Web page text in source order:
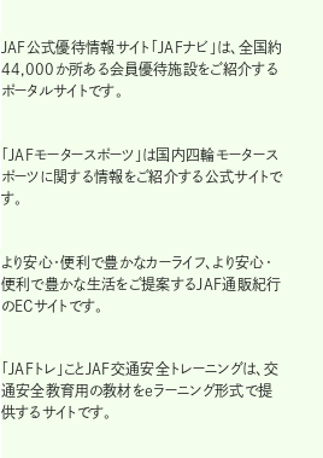
JAF公式優待情報サイト「JAFナビ」は、全国約
44,000か所ある会員優待施設をご紹介する
ポータルサイトです。
「JAFモータースポーツ」は国内四輪モータース
ポーツに関する情報をご紹介する公式サイトで
す。
より安心・便利で豊かなカーライフ、より安心・
便利で豊かな生活をご提案するJAF通販紀行
のECサイトです。
「JAFトレ」ことJAF交通安全トレーニングは、交
通安全教育用の教材をeラーニング形式で提
供するサイトです。